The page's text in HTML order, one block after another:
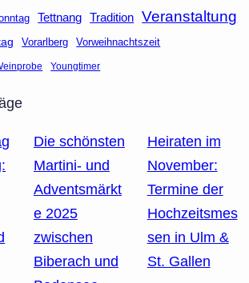
Tettnang Tradition Veranstaltung
Vorarlberg Vorweihnachtszeit
Youngtimer
Die schönsten
Martini- und
Adventsmärkt
e 2025
zwischen
Biberach und
Heiraten im
November:
Termine der
Hochzeitsmes
sen in Ulm &
St. Gallen